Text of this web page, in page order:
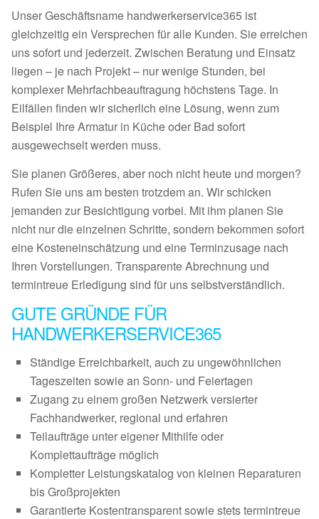
Unser Geschäftsname handwerkerservice365 ist
gleichzeitig ein Versprechen für alle Kunden. Sie erreichen
uns sofort und jederzeit. Zwischen Beratung und Einsatz
liegen – je nach Projekt – nur wenige Stunden, bei
komplexer Mehrfachbeauftragung höchstens Tage. In
Eilfällen finden wir sicherlich eine Lösung, wenn zum
Beispiel Ihre Armatur in Küche oder Bad sofort
ausgewechselt werden muss.
Sie planen Größeres, aber noch nicht heute und morgen?
Rufen Sie uns am besten trotzdem an. Wir schicken
jemanden zur Besichtigung vorbei. Mit ihm planen Sie
nicht nur die einzelnen Schritte, sondern bekommen sofort
eine Kosteneinschätzung und eine Terminzusage nach
Ihren Vorstellungen. Transparente Abrechnung und
termintreue Erledigung sind für uns selbstverständlich.
GUTE GRÜNDE FÜR
HANDWERKERSERVICE365
Ständige Erreichbarkeit, auch zu ungewöhnlichen
Tageszeiten sowie an Sonn- und Feiertagen
Zugang zu einem großen Netzwerk versierter
Fachhandwerker, regional und erfahren
Teilaufträge unter eigener Mithilfe oder
Komplettaufträge möglich
Kompletter Leistungskatalog von kleinen Reparaturen
bis Großprojekten
Garantierte Kostentransparent sowie stets termintreue